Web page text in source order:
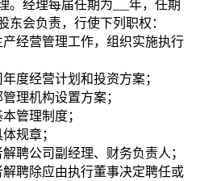
。经理每届任期为
年，任期
东会负责，行使下列职权：
经营管理工作，组织实施执行
度经营计划和投资方案；
理机构设置方案；
管理制度；
规章；
聘公司副经理、财务负责人；
聘除应由执行董事决定聘任或